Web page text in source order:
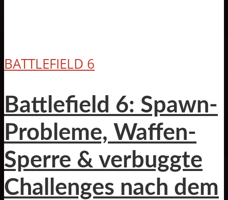
BATTLEFIELD 6
Battlefield 6: Spawn-
Probleme, Waffen-
Sperre & verbuggte
Challenges nach dem